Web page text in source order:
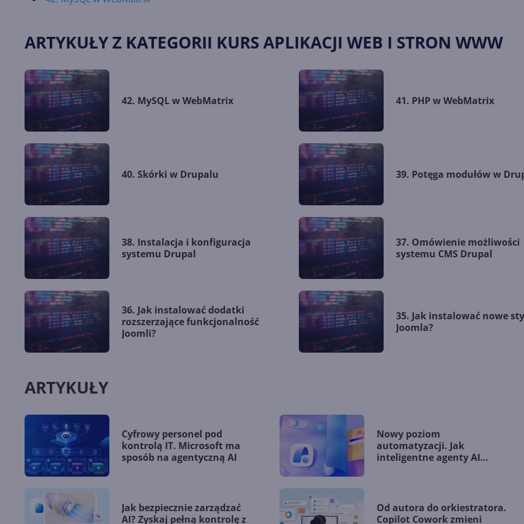
ARTYKUŁY Z KATEGORII KURS APLIKACJI WEB I STRON WWW
42. MySQL w WebMatrix 41. PHP w WebMatrix
40. Skórki w Drupalu 39. Potęga modułów w
38. Instalacja i konfiguracja
systemu Drupal
37. Omówienie możliwości
systemu CMS Drupal
36. Jak instalować dodatki
rozszerzające funkcjonalność
Joomli?
35. Jak instalować nowe
Joomla?
ARTYKUŁY
Cyfrowy personel pod
kontrolą IT. Microsoft ma
sposób na agentyczną AI
Nowy poziom
automatyzacji. Jak
inteligentne agenty AI
Jak bezpiecznie zarządzać
AI? Zyskaj pełną kontrolę z
Od autora do orkiestratora.
Copilot Cowork zmieni